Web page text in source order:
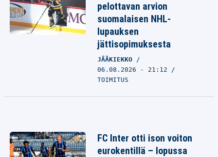
pelottavan arvion
suomalaisen NHL-
lupauksen
jättisopimuksesta
JÄÄKIEKKO
06.08.2026 - 21:12
TOIMITUS
FC Inter otti ison voiton
eurokentillä – lopussa